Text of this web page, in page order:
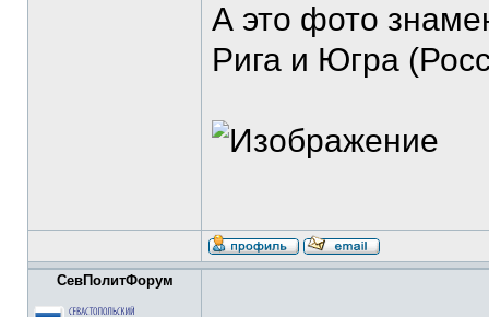
А это фото
Рига и Югра
СевПолитФорум